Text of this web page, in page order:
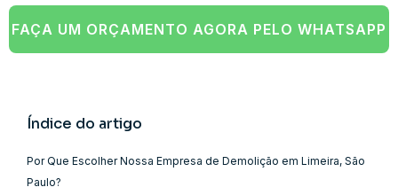
FAÇA UM ORÇAMENTO AGORA PELO WHATSAPP
Índice do artigo
Por Que Escolher Nossa Empresa de Demolição em Limeira, São
Paulo?